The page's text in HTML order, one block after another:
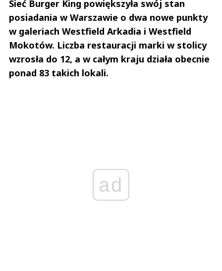
Nie znaleziono komentarzy
Zostaw swoje komentarze
Imię (Wymagane)
Anuluj
Prześlij komentarz
Sieć Burger King powiększyła swój stan
posiadania w Warszawie o dwa nowe punkty
w galeriach Westfield Arkadia i Westfield
Mokotów. Liczba restauracji marki w stolicy
wzrosła do 12, a w całym kraju działa obecnie
ponad 83 takich lokali.
ad